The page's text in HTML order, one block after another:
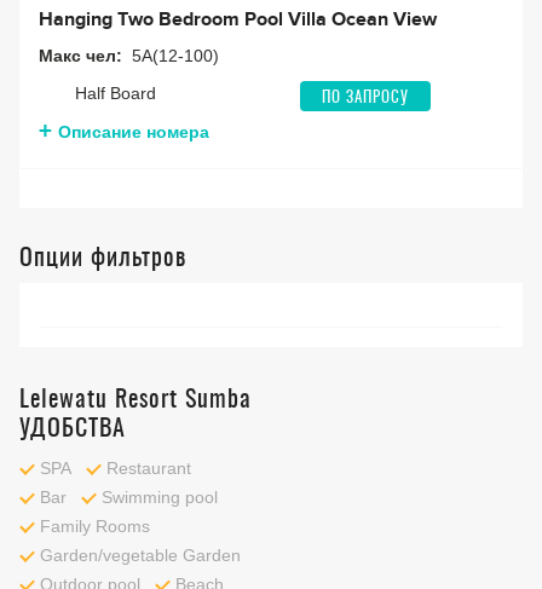
Hanging Two Bedroom Pool Villa Ocean View
Макс чел: 5A(12-100)
Half Board
ПО ЗАПРОСУ
Описание номера
Опции фильтров
Lelewatu Resort Sumba
УДОБСТВА
SPA
Restaurant
Bar
Swimming pool
Family Rooms
Garden/vegetable Garden
Outdoor pool
Beach